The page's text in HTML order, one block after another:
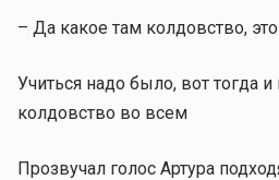
– Да какое там колдовство, это
Учиться надо было, вот тогда
колдовство во всем
Прозвучал голос Артура